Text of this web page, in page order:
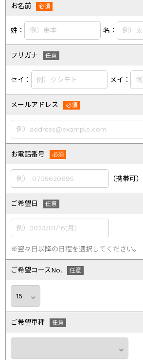
お名前
姓： 名：
フリガナ
セイ： メイ：
メールアドレス
お電話番号
（携帯可）
ご希望日
※翌々日以降の日程を選択してください。
ご希望コースNo.
ご希望車種